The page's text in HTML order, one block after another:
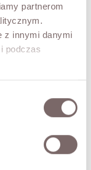
partnerom
z innymi danymi
podczas
side pockets.
touch and are